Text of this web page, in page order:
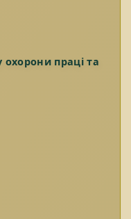
охорони праці та